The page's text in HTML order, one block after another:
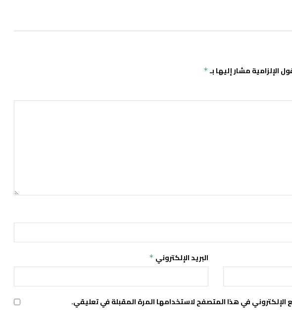
الإلزامية مشار إليها بـ *
البريد الإلكتروني *
الإلكتروني في هذا المتصفح لاستخدامها المرة المقبلة في تعليقي.